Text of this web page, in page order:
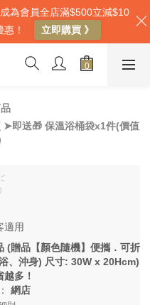
➤即送🎁 保溫浴桶袋x1件(價值
適用
(贈品【顏色隨機】便攜．可折
、沖身) 尺寸: 30W x 20Hcm)
越多！
網店
為會員全店滿$500立減$10
！
立即購買 》